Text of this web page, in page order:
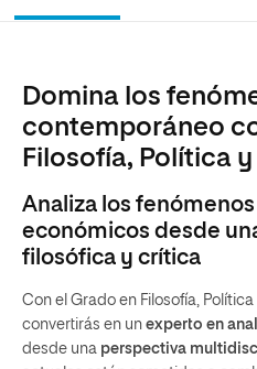
Domina los
contemporáneo
Filosofía, Política
Analiza los
económicos desde
filosófica y crítica
Con el Grado en Filosofía,
convertirás en un experto en
desde una perspectiva